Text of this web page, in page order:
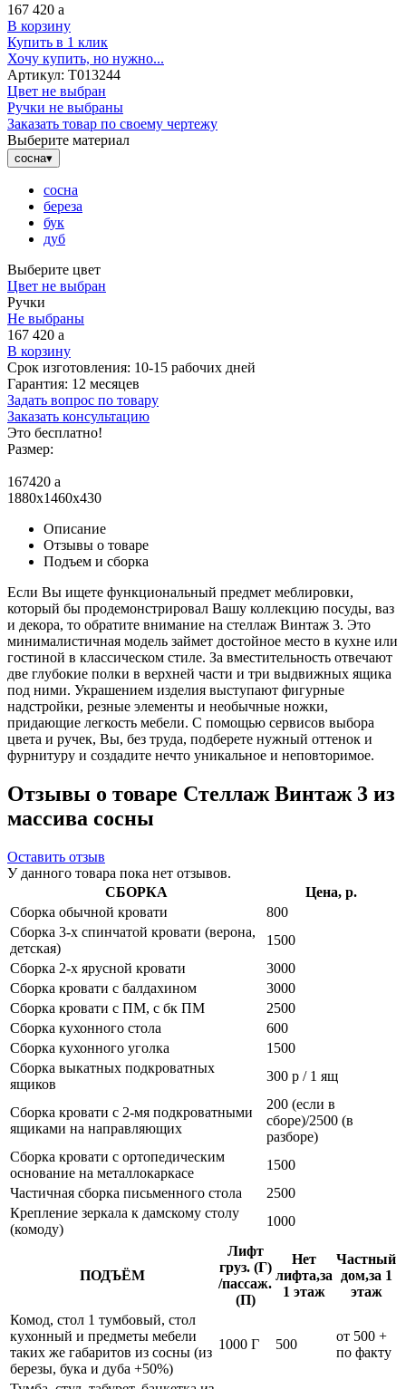
167 420 a
В корзину
Купить в 1 клик
Хочу купить, но нужно...
Артикул: Т013244
Цвет не выбран
Ручки не выбраны
Заказать товар по своему чертежу
Выберите материал
сосна▾
сосна
береза
бук
дуб
Выберите цвет
Цвет не выбран
Ручки
Не выбраны
167 420 a
В корзину
Срок изготовления: 10-15 рабочих дней
Гарантия: 12 месяцев
Задать вопрос по товару
Заказать консультацию
Это бесплатно!
Размер:
167420 a
1880x1460x430
Описание
Отзывы о товаре
Подъем и сборка
Если Вы ищете функциональный предмет меблировки,
который бы продемонстрировал Вашу коллекцию посуды, ваз
и декора, то обратите внимание на стеллаж Винтаж 3. Это
минималистичная модель займет достойное место в кухне или
гостиной в классическом стиле. За вместительность отвечают
две глубокие полки в верхней части и три выдвижных ящика
под ними. Украшением изделия выступают фигурные
надстройки, резные элементы и необычные ножки,
придающие легкость мебели. С помощью сервисов выбора
цвета и ручек, Вы, без труда, подберете нужный оттенок и
фурнитуру и создадите нечто уникальное и неповторимое.
Отзывы о товаре Стеллаж Винтаж 3 из
массива сосны
Оставить отзыв
У данного товара пока нет отзывов.
СБОРКА
Цена, р.
Сборка обычной кровати
800
Сборка 3-х спинчатой кровати (верона,
детская)
1500
Сборка 2-х ярусной кровати
3000
Сборка кровати с балдахином
3000
Сборка кровати с ПМ, с бк ПМ
2500
Сборка кухонного стола
600
Сборка кухонного уголка
1500
Сборка выкатных подкроватных
ящиков
300 р / 1 ящ
Сборка кровати с 2-мя подкроватными
ящиками на направляющих
200 (если в
сборе)/2500 (в
разборе)
Сборка кровати с ортопедическим
основание на металлокаркасе
1500
Частичная сборка письменного стола
2500
Крепление зеркала к дамскому столу
(комоду)
1000
ПОДЪЁМ
Лифт
груз. (Г)
/пассаж.
(П)
Нет
лифта,за
1 этаж
Частный
дом,за 1
этаж
Комод, стол 1 тумбовый, стол
кухонный и предметы мебели
таких же габаритов из сосны (из
березы, бука и дуба +50%)
1000 Г 500
от 500 +
по факту